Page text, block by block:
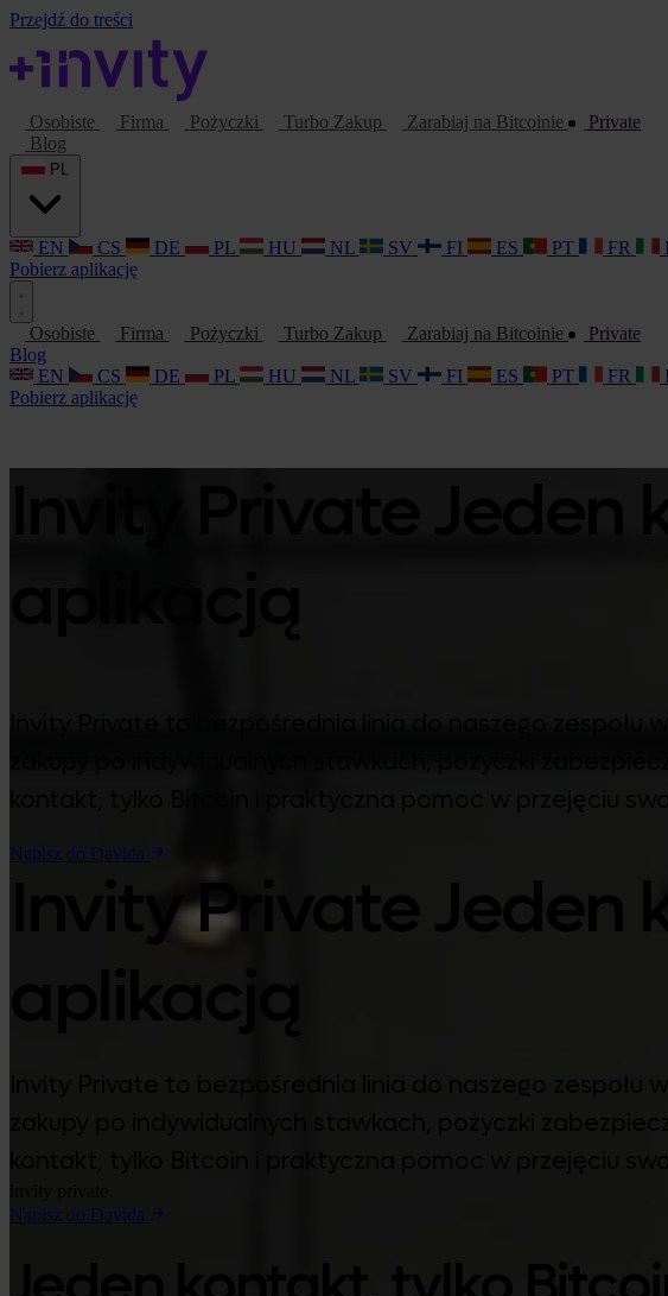
Przejdź do treści
Osobiste Firma Pożyczki Turbo Zakup Zarabiaj na Bitcoinie
Private
Blog
EN CS DE PL HU NL SV FI ES PT FR
Pobierz aplikację
Osobiste Firma Pożyczki Turbo Zakup Zarabiaj na Bitcoinie
Private
Blog
EN
CS DE PL HU NL SV FI ES PT FR
Pobierz aplikację
Invity Private
Invity Private to bezpośrednia linia do naszego
Napisz do Davida
Invity Private
kontakt, tylko Bitcoin i praktyczna pomoc w przejęciu
Napisz do Davida